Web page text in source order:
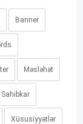
Banner
Məsləhət
Sahibkar
Xüsusiyyətlər